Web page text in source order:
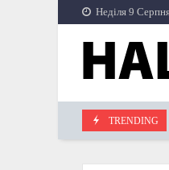
Skip
to
content
Неділя 9
TRENDING
21.02.2023 В